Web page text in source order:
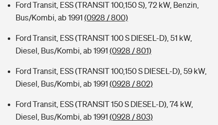
Ford Transit, ESS (TRANSIT 100,150 S), 72 kW, Benzin,
Bus/Kombi, ab 1991 (0928 / 800)
Ford Transit, ESS (TRANSIT 100 S DIESEL-D), 51 kW,
Diesel, Bus/Kombi, ab 1991 (0928 / 801)
Ford Transit, ESS (TRANSIT 100,150 S DIESEL-D), 59 kW,
Diesel, Bus/Kombi, ab 1991 (0928 / 802)
Ford Transit, ESS (TRANSIT 150 S DIESEL-D), 74 kW,
Diesel, Bus/Kombi, ab 1991 (0928 / 803)